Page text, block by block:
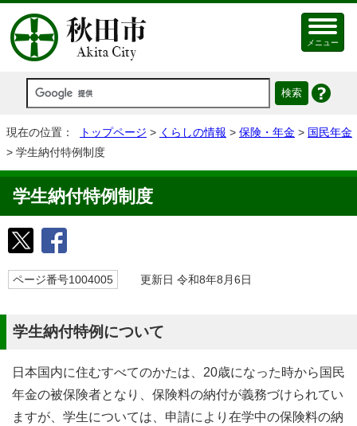
メニュー
現在の位置： トップページ > くらしの情報 > 保険・年金 > 国民年金
> 学生納付特例制度
学生納付特例制度
ページ番号1004005 更新日 令和8年8月6日
学生納付特例について
日本国内に住むすべてのかたは、20歳になった時から国民
年金の被保険者となり、保険料の納付が義務づけられてい
ますが、学生については、申請により在学中の保険料の納